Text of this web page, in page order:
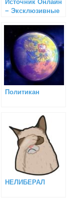
Источник Онлайн
− Эксклюзивные
Политикан
НЕЛИБЕРАЛ